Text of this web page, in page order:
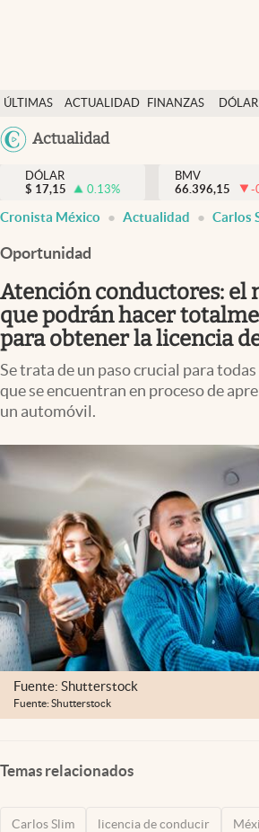
ÚLTIMAS
NOTICIAS
ACTUALIDAD
FINANZAS
Actualidad
Actualidad
Finanzas y economía
Dólar y mercados
Pc y celular
Vida y estilo
Tv
Clima
Espiritualidad
Mediakit
abre en nueva pestaña
México
DÓLAR
$ 17,15 0.13%
BMV
66.396,15
-
Cronista México Actualidad Carlos
Oportunidad
Atención conductores: el
que podrán hacer
para obtener la licencia
Se trata de un paso crucial para
que se encuentran en proceso de
un automóvil.
Fuente: Shutterstock
Fuente: Shutterstock
Temas relacionados
Carlos Slim licencia de conducir